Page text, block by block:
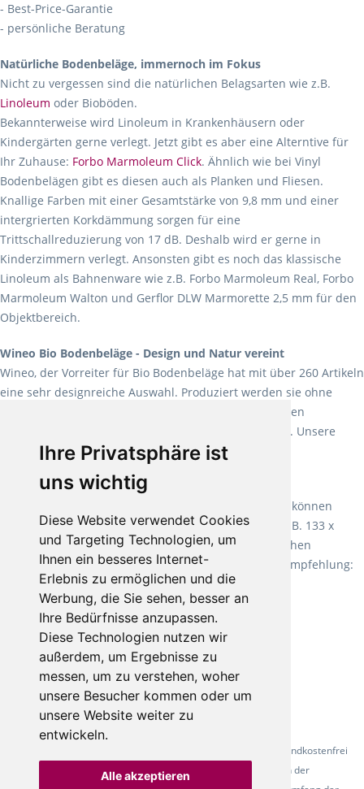
Ihre Privatsphäre ist
uns wichtig
Diese Website verwendet Cookies
und Targeting Technologien, um
Ihnen ein besseres Internet-
Erlebnis zu ermöglichen und die
Werbung, die Sie sehen, besser an
Ihre Bedürfnisse anzupassen.
Diese Technologien nutzen wir
außerdem, um Ergebnisse zu
messen, um zu verstehen, woher
unsere Besucher kommen oder um
unsere Website weiter zu
entwickeln.
Alle akzeptieren
- Best-Price-Garantie
- persönliche Beratung
Natürliche Bodenbeläge, immernoch im Fokus
Nicht zu vergessen sind die natürlichen Belagsarten wie z.B.
Linoleum oder Bioböden.
Bekannterweise wird Linoleum in Krankenhäusern oder
Kindergärten gerne verlegt. Jetzt gibt es aber eine Alterntive für
Ihr Zuhause: Forbo Marmoleum Click. Ähnlich wie bei Vinyl
Bodenbelägen gibt es diesen auch als Planken und Fliesen.
Knallige Farben mit einer Gesamtstärke von 9,8 mm und einer
intergrierten Korkdämmung sorgen für eine
Trittschallreduzierung von 17 dB. Deshalb wird er gerne in
Kinderzimmern verlegt. Ansonsten gibt es noch das klassische
Linoleum als Bahnenware wie z.B. Forbo Marmoleum Real, Forbo
Marmoleum Walton und Gerflor DLW Marmorette 2,5 mm für den
Objektbereich.
Wineo Bio Bodenbeläge - Design und Natur vereint
Wineo, der Vorreiter für Bio Bodenbeläge hat mit über 260 Artikeln
eine sehr designreiche Auswahl. Produziert werden sie ohne
Weichmacher und Lösungsmittel. Mit allen verfügbaren
Verlegearten ist er für jegliche Bauvorhaben attraktiv. Unsere
Empfehlung:Wineo 1000 Multi Layer XXL.
Teppiche für ein angenehmes Laufgefühl
machen es schon lange vor. Sie können
Teppich in Ihrem gewünschten Sondermaß kaufen, z.B. 133 x
60cm. Vor allem in Schlafzimmern aufgrund der weichen
Oberfläche ein sehr beliebter Zusatzboden. Unsere Empfehlung:
Fletco Fluffy und Fletco Hermelin
* Alle Preise inkl. gesetzl. Mehrwertsteuer - Alle Artikel versandkostenfrei
ab 500 Euro in Deutschland! Die Abbildungen dienen der